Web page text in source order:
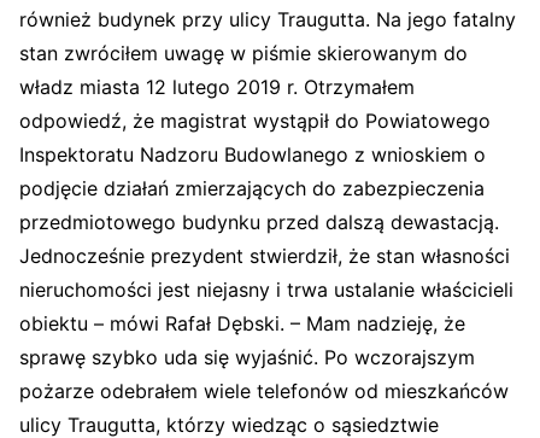
również budynek przy ulicy Traugutta. Na jego fatalny
stan zwróciłem uwagę w piśmie skierowanym do
władz miasta 12 lutego 2019 r. Otrzymałem
odpowiedź, że magistrat wystąpił do Powiatowego
Inspektoratu Nadzoru Budowlanego z wnioskiem o
podjęcie działań zmierzających do zabezpieczenia
przedmiotowego budynku przed dalszą dewastacją.
Jednocześnie prezydent stwierdził, że stan własności
nieruchomości jest niejasny i trwa ustalanie właścicieli
obiektu – mówi Rafał Dębski. – Mam nadzieję, że
sprawę szybko uda się wyjaśnić. Po wczorajszym
pożarze odebrałem wiele telefonów od mieszkańców
ulicy Traugutta, którzy wiedząc o sąsiedztwie